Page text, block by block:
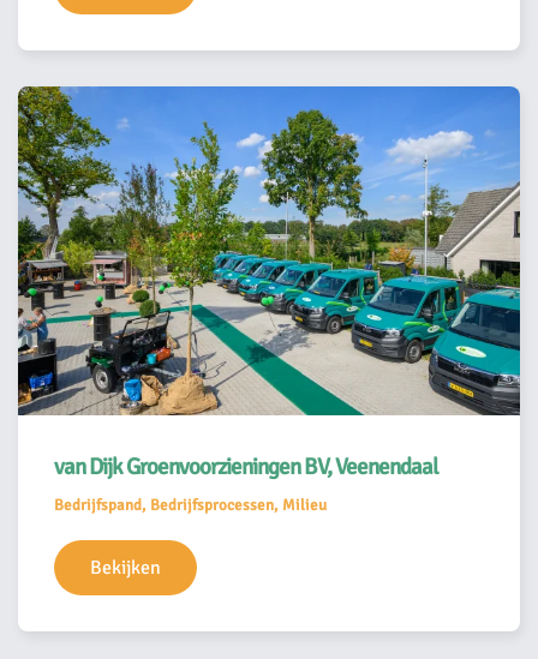
van Dijk Groenvoorzieningen BV, Veenendaal
Bedrijfspand, Bedrijfsprocessen, Milieu
Bekijken